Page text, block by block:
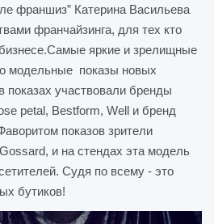
франшиз” Катерина Васильева
франчайзинга, для тех кто
яркие и зрелищные
модельные показы новых
показах участвовали бренды
petal, Bestform, Well и бренд
показов зрители
и на стендах эта модель
Судя по всему - это
бутиков!